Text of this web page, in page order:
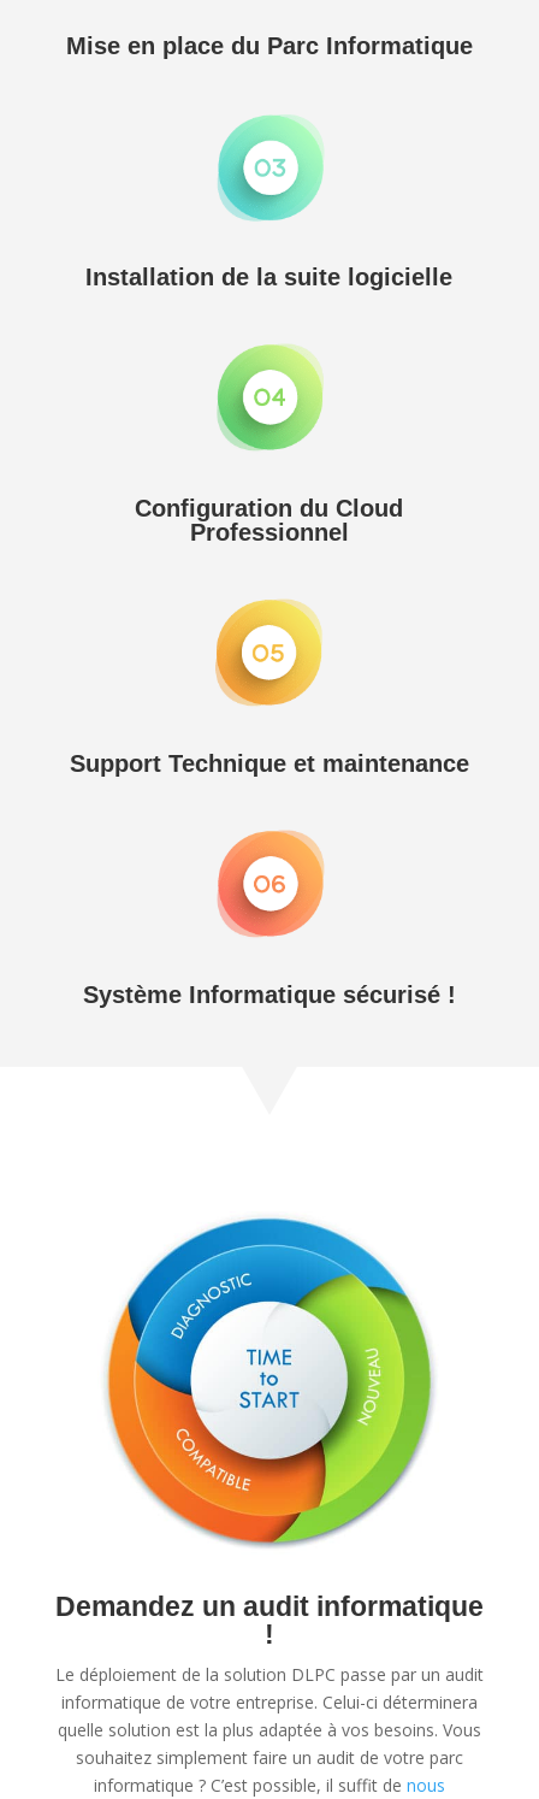
Mise en place du Parc Informatique
Installation de la suite logicielle
Configuration du Cloud
Professionnel
Support Technique et maintenance
Système Informatique sécurisé !
Demandez un audit informatique
!
Le déploiement de la solution DLPC passe par un audit
informatique de votre entreprise. Celui-ci déterminera
quelle solution est la plus adaptée à vos besoins. Vous
souhaitez simplement faire un audit de votre parc
informatique ? C’est possible, il suffit de nous